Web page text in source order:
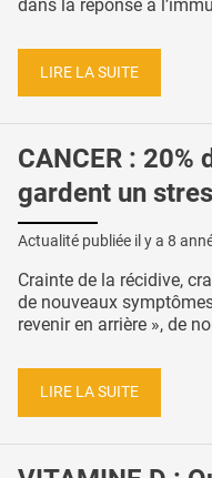
dans la réponse à
LIRE LA SUITE
CANCER : 20%
gardent un
Actualité publiée il y a 8
Crainte de la récidive,
de nouveaux
revenir en arrière », de
LIRE LA SUITE